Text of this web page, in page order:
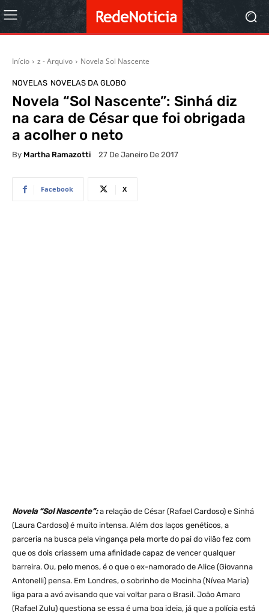
Início z - Arquivo Novela Sol Nascente
NOVELAS NOVELAS DA GLOBO
Novela “Sol Nascente”: Sinhá diz
na cara de César que foi obrigada
a acolher o neto
By Martha Ramazotti 27 De Janeiro De 2017
Facebook X
Novela “Sol Nascente”:a relação de César (Rafael Cardoso) e Sinhá
(Laura Cardoso) é muito intensa. Além dos laços genéticos, a
parceria na busca pela vingança pela morte do pai do vilão fez com
que os dois criassem uma afinidade capaz de vencer qualquer
barreira. Ou, pelo menos, é o que o ex-namorado de Alice (Giovanna
Antonelli) pensa. Em Londres, o sobrinho de Mocinha (Nívea Maria)
liga para a avó avisando que vai voltar para o Brasil. João Amaro
(Rafael Zulu) questiona se essa é uma boa ideia, já que a polícia está